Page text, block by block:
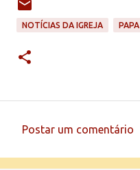
NOTÍCIAS DA IGREJA PAPA
Postar um comentário